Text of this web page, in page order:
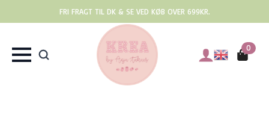
FRI FRAGT TIL DK & SE VED KØB OVER 699KR.
0